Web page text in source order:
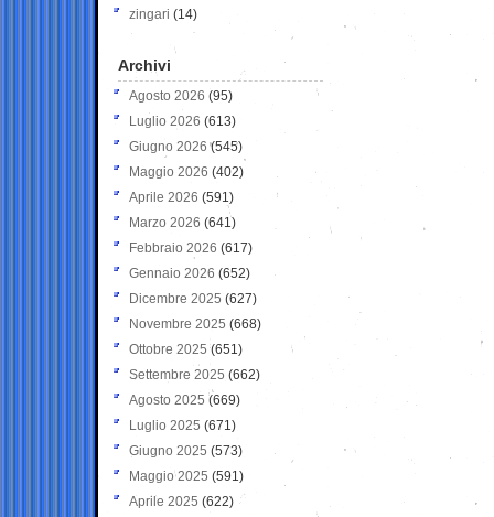
zingari (14)
Archivi
Agosto 2026 (95)
Luglio 2026 (613)
Giugno 2026 (545)
Maggio 2026 (402)
Aprile 2026 (591)
Marzo 2026 (641)
Febbraio 2026 (617)
Gennaio 2026 (652)
Dicembre 2025 (627)
Novembre 2025 (668)
Ottobre 2025 (651)
Settembre 2025 (662)
Agosto 2025 (669)
Luglio 2025 (671)
Giugno 2025 (573)
Maggio 2025 (591)
Aprile 2025 (622)